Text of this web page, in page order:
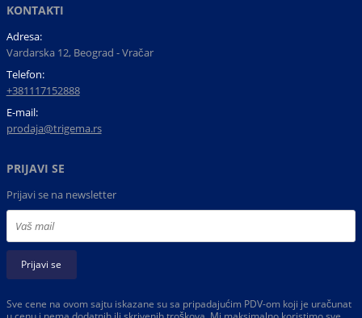
KONTAKTI
Adresa:
Vardarska 12, Beograd - Vračar
Telefon:
+381117152888
E-mail:
prodaja@trigema.rs
PRIJAVI SE
Prijavi se na newsletter
Prijavi se
Sve cene na ovom sajtu iskazane su sa pripadajućim PDV-om koji je uračunat